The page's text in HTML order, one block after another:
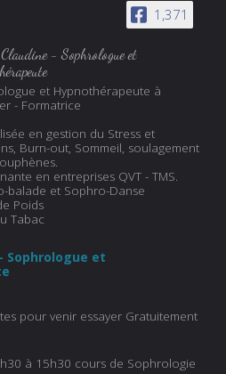
1,371
- Sophrologue et
et Hypnothérapeute à
- Formatrice
en gestion du Stress et
Burn-out, Sommeil, soulagement
en entreprises QVT - TMS.
balade et Sophro-Danse
Poids
Tabac
Sophrologue et
pour venir essayer Gratuitement
à 15h30 cours de Sophrologie